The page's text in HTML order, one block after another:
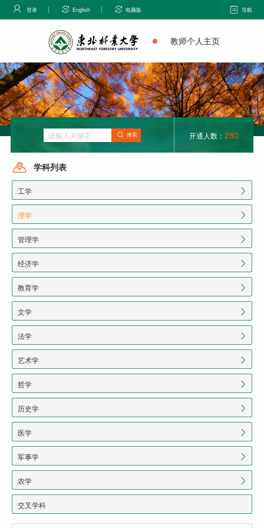
登录 English 电脑版 导航
教师个人主页
搜索 开通人数： 280
学科列表
工学
理学
管理学
经济学
教育学
文学
法学
艺术学
哲学
历史学
医学
军事学
农学
交叉学科